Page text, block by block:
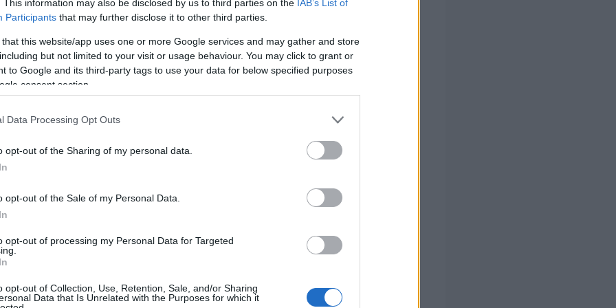
This information may also be disclosed by us to third parties on the IAB’s List of
Participants that may further disclose it to other third parties.
that this website/app uses one or more Google services and may gather and store
but not limited to your visit or usage behaviour. You may click to grant or
to Google and its third-party tags to use your data for below specified purposes
consent section.
Data Processing Opt Outs
opt-out of the Sharing of my personal data.
opt-out of the Sale of my Personal Data.
opt-out of processing my Personal Data for Targeted
opt-out of Collection, Use, Retention, Sale, and/or Sharing
Data that Is Unrelated with the Purposes for which it
με ιστορικό κατολισθήσεων και καλεί τους πολίτες να
τους πολίτες
εργασίες, διέλευση χειμάρρων και μετακινήσεις κατά τη
και υδατοσυλλογές.
οικείους για τη διαδρομή σας.